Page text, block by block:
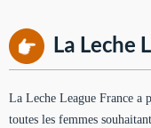
La Leche
La Leche League France a
toutes les femmes